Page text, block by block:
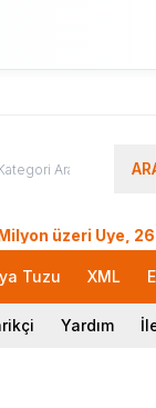
Üye, 26.
Tuzu XML
Yardım